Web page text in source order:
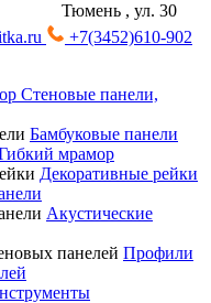
Тюмень , ул. 30
+7(3452)610-902
Стеновые панели,
Бамбуковые панели
мрамор
Декоративные рейки
Акустические
Профили